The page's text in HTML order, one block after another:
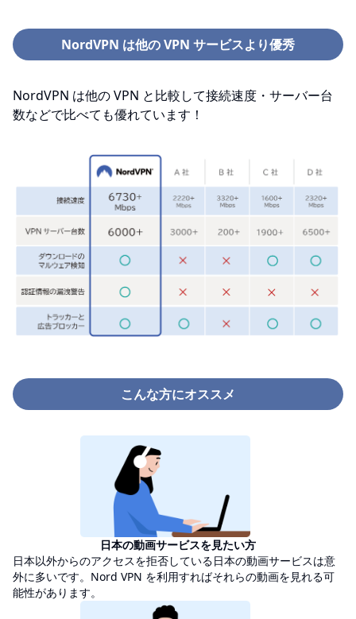
NordVPN は他の VPN サービスより優秀
NordVPN は他の VPN と比較して接続速度・サーバー台
数などで比べても優れています！
こんな方にオススメ
日本の動画サービスを見たい方
日本以外からのアクセスを拒否している日本の動画サービスは意
外に多いです。Nord VPN を利用すればそれらの動画を見れる可
能性があります。